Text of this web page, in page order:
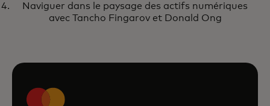
Naviguer dans le paysage des actifs numériques
avec Tancho Fingarov et Donald Ong